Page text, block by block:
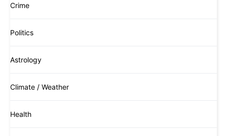
Crime
Politics
Astrology
Climate / Weather
Health